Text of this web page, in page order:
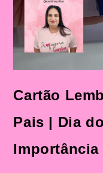
Cartão
Pais | Dia
Importância